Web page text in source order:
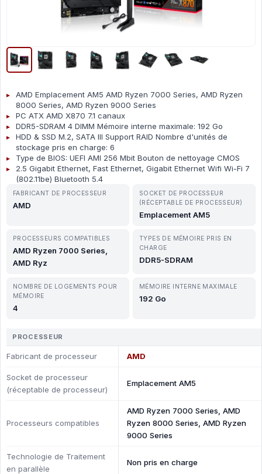
AMD Emplacement AM5 AMD Ryzen 7000 Series, AMD Ryzen
8000 Series, AMD Ryzen 9000 Series
PC ATX AMD X870 7.1 canaux
DDR5-SDRAM 4 DIMM Mémoire interne maximale: 192 Go
HDD & SSD M.2, SATA III Support RAID Nombre d'unités de
stockage pris en charge: 6
Type de BIOS: UEFI AMI 256 Mbit Bouton de nettoyage CMOS
2.5 Gigabit Ethernet, Fast Ethernet, Gigabit Ethernet Wifi Wi-Fi 7
(802.11be) Bluetooth 5.4
FABRICANT DE PROCESSEUR
AMD
SOCKET DE PROCESSEUR
(RÉCEPTABLE DE PROCESSEUR)
Emplacement AM5
PROCESSEURS COMPATIBLES
AMD Ryzen 7000 Series,
AMD Ryz
TYPES DE MÉMOIRE PRIS EN
CHARGE
DDR5-SDRAM
NOMBRE DE LOGEMENTS POUR
MÉMOIRE
4
MÉMOIRE INTERNE MAXIMALE
192 Go
PROCESSEUR
Fabricant de processeur AMD
Socket de processeur
(réceptable de processeur)
Emplacement AM5
Processeurs compatibles
AMD Ryzen 7000 Series, AMD
Ryzen 8000 Series, AMD Ryzen
9000 Series
Technologie de Traitement
en parallèle
Non pris en charge